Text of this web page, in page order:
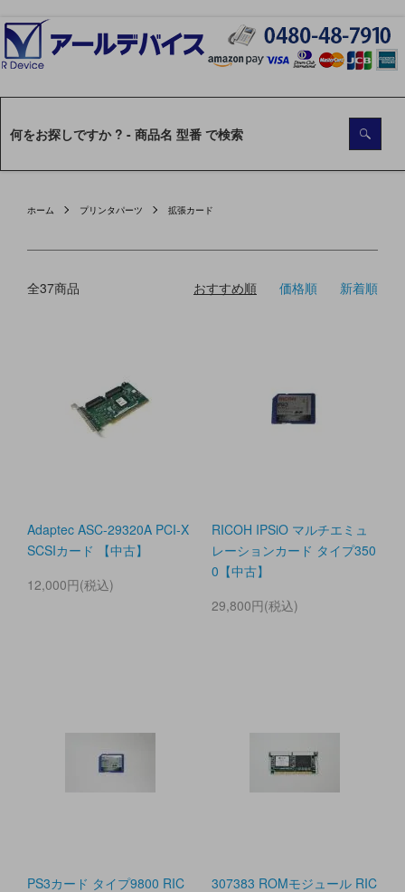
ホーム プリンタパーツ 拡張カード
全37商品 おすすめ順 価格順 新着順
Adaptec ASC-29320A PCI-X
SCSIカード 【中古】
12,000円(税込)
RICOH IPSiO マルチエミュ
レーションカード タイプ350
0【中古】
29,800円(税込)
PS3カード タイプ9800 RIC
307383 ROMモジュール RIC